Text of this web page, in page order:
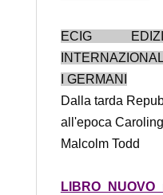
ECIG
I GERMANI
Dalla tarda
all'epoca
Malcolm Todd
LIBRO